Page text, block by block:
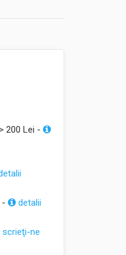
200 Lei -
- detalii
scrieţi-ne